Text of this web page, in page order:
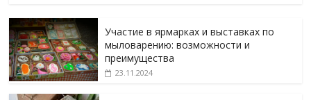
Участие в ярмарках и выставках по
мыловарению: возможности и
преимущества
23.11.2024